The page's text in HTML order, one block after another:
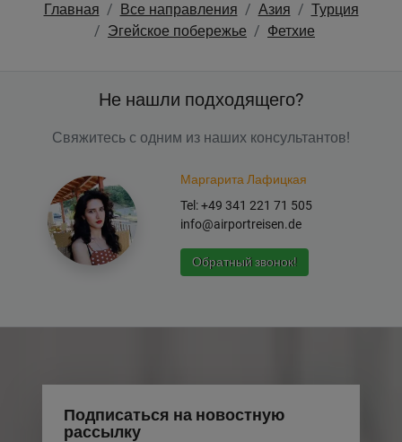
Главная Все направления Азия
Турция
Эгейское побережье
Фетхие
Не нашли подходящего?
Свяжитесь с одним из наших консультантов!
Маргарита Лафицкая
Tel: +49 341 221 71 505
info@airportreisen.de
Обратный звонок!
Подписаться на новостную
рассылку